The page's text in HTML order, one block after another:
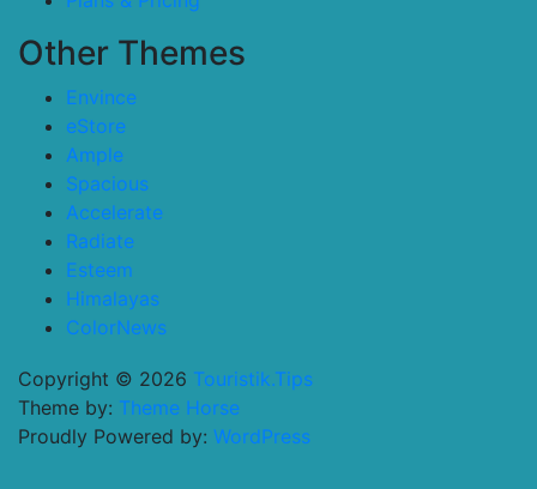
Other Themes
Envince
eStore
Ample
Spacious
Accelerate
Radiate
Esteem
Himalayas
ColorNews
Copyright © 2026 Touristik.Tips
Theme by: Theme Horse
Proudly Powered by: WordPress